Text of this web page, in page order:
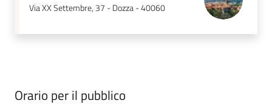
Via XX Settembre, 37 - Dozza - 40060
Orario per il pubblico